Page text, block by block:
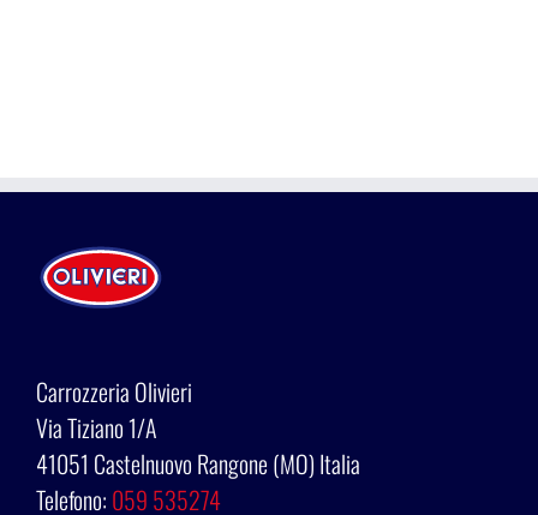
Carrozzeria Olivieri
Via Tiziano 1/A
41051 Castelnuovo Rangone (MO) Italia
Telefono: 059 535274